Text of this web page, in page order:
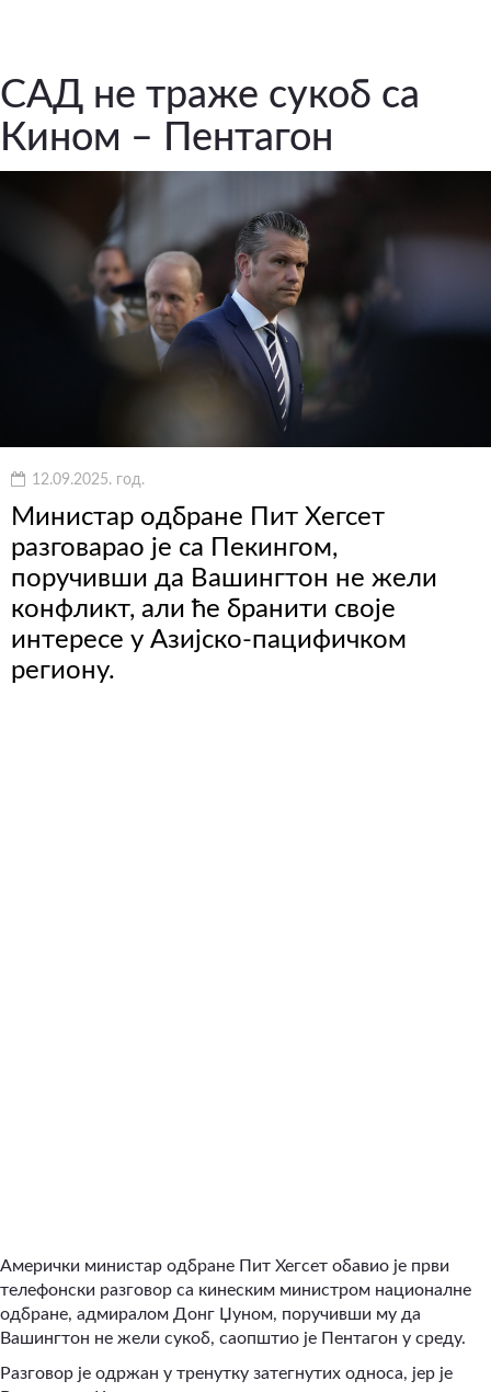
САД не траже сукоб са
Кином – Пентагон
12.09.2025. год.
Министар одбране Пит Хегсет
разговарао је са Пекингом,
поручивши да Вашингтон не жели
конфликт, али ће бранити своје
интересе у Азијско-пацифичком
региону.
Амерички министар одбране Пит Хегсет обавио је први
телефонски разговор са кинеским министром националне
одбране, адмиралом Донг Џуном, поручивши му да
Вашингтон не жели сукоб, саопштио је Пентагон у среду.
Разговор је одржан у тренутку затегнутих односа, јер је